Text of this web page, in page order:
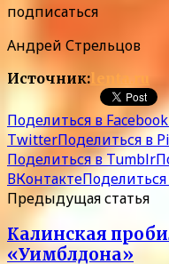
подписаться
Андрей Стрельцов
Источник:
Поделиться в Facebook
TwitterПоделиться в
Поделиться в Tumblr
ВКонтакте
Предыдущая статья
Калинская
«Уимблдона»